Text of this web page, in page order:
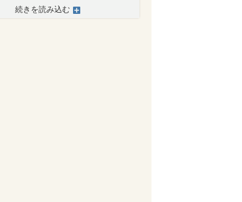
続きを読み込む